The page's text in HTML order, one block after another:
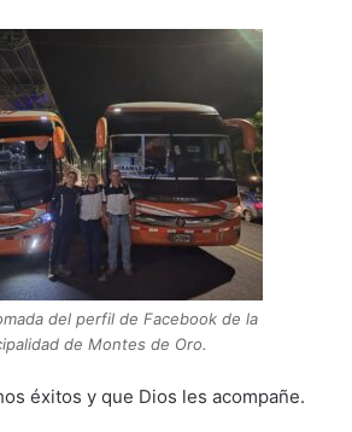
del perfil de Facebook de la
de Montes de Oro.
éxitos y que Dios les acompañe.